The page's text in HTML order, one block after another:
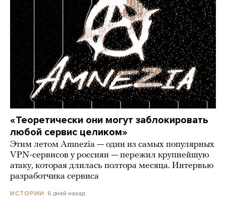
«Теоретически они могут заблокировать
любой сервис целиком»
Этим летом Amnezia — один из самых популярных
VPN-сервисов у россиян — пережил крупнейшую
атаку, которая длилась полтора месяца. Интервью
разработчика сервиса
ИСТОРИИ 6 дней назад